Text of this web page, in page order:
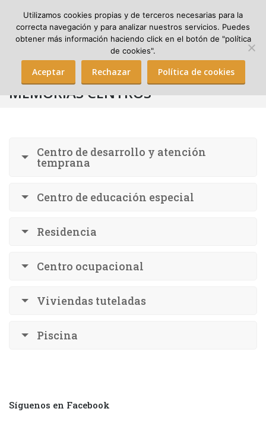
Search:
MEMORIAS CENTROS
Centro de desarrollo y atención
temprana
Centro de educación especial
Residencia
Centro ocupacional
Viviendas tuteladas
Piscina
Síguenos en Facebook
Utilizamos cookies propias y de terceros necesarias para la
correcta navegación y para analizar nuestros servicios. Puedes
obtener más información haciendo click en el botón de "política
de cookies".
Aceptar Rechazar Política de cookies